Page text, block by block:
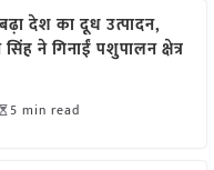
देश का दूध उत्पादन,
ने गिनाईं पशुपालन क्षेत्र
5 min read